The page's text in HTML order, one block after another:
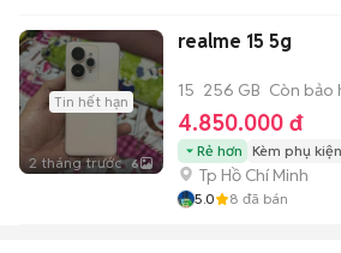
Tin hết hạn
2 tháng trước 6
realme 15 5g
15 256 GB Còn bảo
4.850.000 đ
Rẻ hơn Kèm phụ kiện
Tp Hồ Chí Minh
5.0 8 đã bán